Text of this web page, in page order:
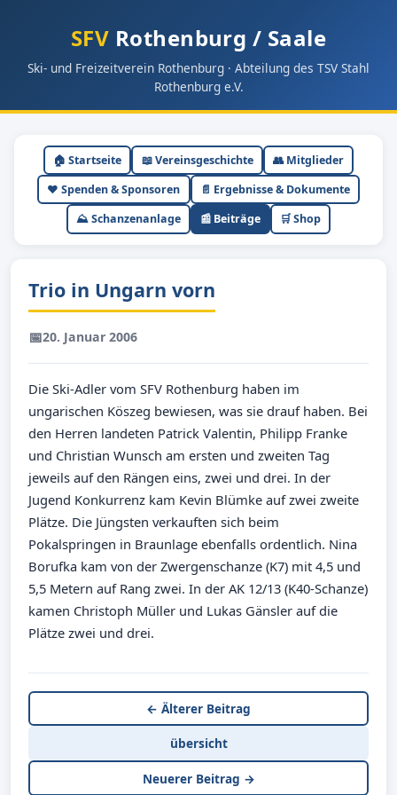
SFV Rothenburg / Saale
Ski- und Freizeitverein Rothenburg · Abteilung des TSV Stahl
Rothenburg e.V.
🏠 Startseite 📖 Vereinsgeschichte
👥 Mitglieder
❤️ Spenden & Sponsoren
📄 Ergebnisse & Dokumente
⛰ Schanzenanlage
📰 Beiträge 🛒 Shop
Trio in Ungarn vorn
📅20. Januar 2006
Die Ski-Adler vom SFV Rothenburg haben im
ungarischen Köszeg bewiesen, was sie drauf haben. Bei
den Herren landeten Patrick Valentin, Philipp Franke
und Christian Wunsch am ersten und zweiten Tag
jeweils auf den Rängen eins, zwei und drei. In der
Jugend Konkurrenz kam Kevin Blümke auf zwei zweite
Plätze. Die Jüngsten verkauften sich beim
Pokalspringen in Braunlage ebenfalls ordentlich. Nina
Borufka kam von der Zwergenschanze (K7) mit 4,5 und
5,5 Metern auf Rang zwei. In der AK 12/13 (K40-Schanze)
kamen Christoph Müller und Lukas Gänsler auf die
Plätze zwei und drei.
← Älterer Beitrag
übersicht
Neuerer Beitrag →